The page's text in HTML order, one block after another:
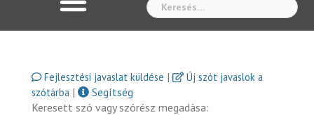
Fejlesztési javaslat küldése |
Új szót javaslok a
szótárba |
Segítség
Keresett szó vagy szórész megadása: